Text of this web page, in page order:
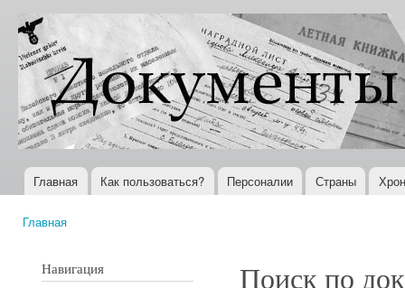
Документы
XX века
Всемирная
история в
Интернете
Главное меню
Главная Как пользоваться? Персоналии Страны
Главная
Навигация Поиск по